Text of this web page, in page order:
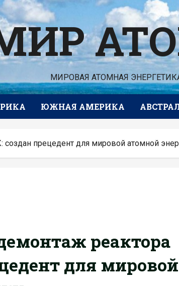
МИРОВАЯ АТОМНАЯ
ЮЖНАЯ АМЕРИКА
прецедент для мировой атомной
реактора
для мировой